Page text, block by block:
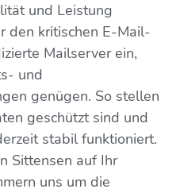
und Leistung
den kritischen E-Mail-
Mailserver ein,
und
genügen. So stellen
geschützt sind und
stabil funktioniert.
Sittensen auf Ihr
uns um die